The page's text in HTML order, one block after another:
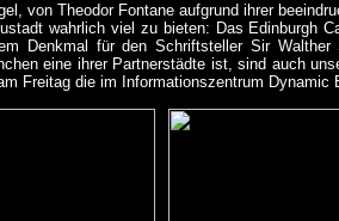
von Theodor Fontane aufgrund ihrer
wahrlich viel zu bieten: Das Edinburgh
Denkmal für den Schriftsteller Sir
eine ihrer Partnerstädte ist, sind auch
Freitag die im Informationszentrum Dynamic